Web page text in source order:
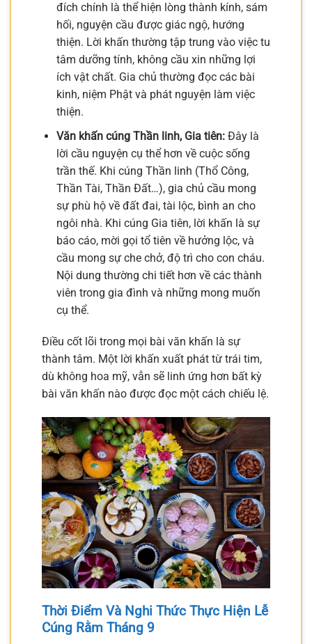
đích chính là thể hiện lòng thành kính, sám
hối, nguyện cầu được giác ngộ, hướng
thiện. Lời khấn thường tập trung vào việc tu
tâm dưỡng tính, không cầu xin những lợi
ích vật chất. Gia chủ thường đọc các bài
kinh, niệm Phật và phát nguyện làm việc
thiện.
Văn khấn cúng Thần linh, Gia tiên:Đây là
lời cầu nguyện cụ thể hơn về cuộc sống
trần thế. Khi cúng Thần linh (Thổ Công,
Thần Tài, Thần Đất…), gia chủ cầu mong
sự phù hộ về đất đai, tài lộc, bình an cho
ngôi nhà. Khi cúng Gia tiên, lời khấn là sự
báo cáo, mời gọi tổ tiên về hưởng lộc, và
cầu mong sự che chở, độ trì cho con cháu.
Nội dung thường chi tiết hơn về các thành
viên trong gia đình và những mong muốn
cụ thể.
Điều cốt lõi trong mọi bài văn khấn là sự
thành tâm. Một lời khấn xuất phát từ trái tim,
dù không hoa mỹ, vẫn sẽ linh ứng hơn bất kỳ
bài văn khấn nào được đọc một cách chiếu lệ.
Thời Điểm Và Nghi Thức Thực Hiện Lễ
Cúng Rằm Tháng 9